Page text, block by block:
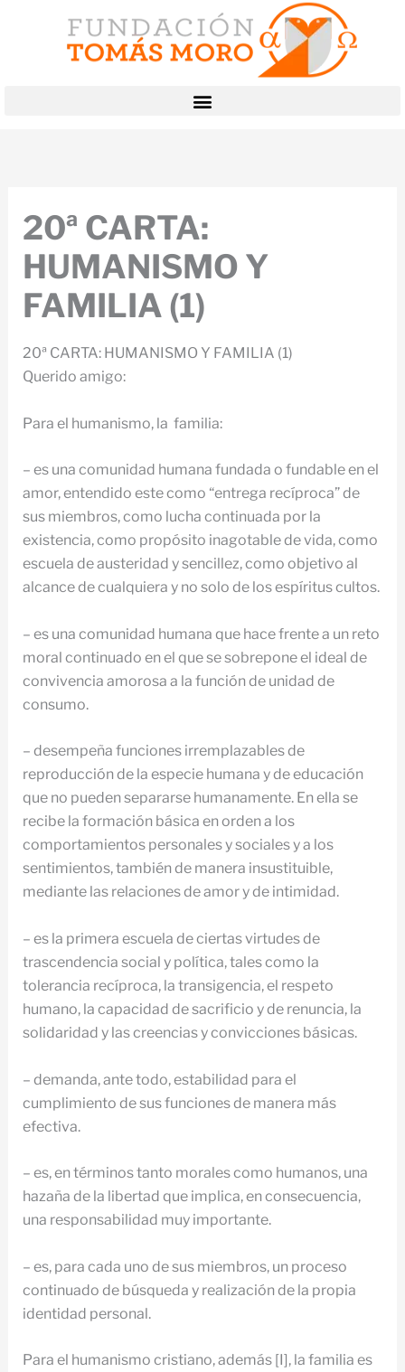
20ª CARTA:
HUMANISMO Y
FAMILIA (1)
20ª CARTA: HUMANISMO Y FAMILIA (1)
Querido amigo:
Para el humanismo, la familia:
– es una comunidad humana fundada o fundable en el
amor, entendido este como “entrega recíproca” de
sus miembros, como lucha continuada por la
existencia, como propósito inagotable de vida, como
escuela de austeridad y sencillez, como objetivo al
alcance de cualquiera y no solo de los espíritus cultos.
– es una comunidad humana que hace frente a un reto
moral continuado en el que se sobrepone el ideal de
convivencia amorosa a la función de unidad de
consumo.
– desempeña funciones irremplazables de
reproducción de la especie humana y de educación
que no pueden separarse humanamente. En ella se
recibe la formación básica en orden a los
comportamientos personales y sociales y a los
sentimientos, también de manera insustituible,
mediante las relaciones de amor y de intimidad.
– es la primera escuela de ciertas virtudes de
trascendencia social y política, tales como la
tolerancia recíproca, la transigencia, el respeto
humano, la capacidad de sacrificio y de renuncia, la
solidaridad y las creencias y convicciones básicas.
– demanda, ante todo, estabilidad para el
cumplimiento de sus funciones de manera más
efectiva.
– es, en términos tanto morales como humanos, una
hazaña de la libertad que implica, en consecuencia,
una responsabilidad muy importante.
– es, para cada uno de sus miembros, un proceso
continuado de búsqueda y realización de la propia
identidad personal.
Para el humanismo cristiano, además [I], la familia es